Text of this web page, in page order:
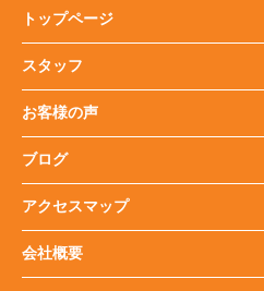
トップページ
スタッフ
お客様の声
ブログ
アクセスマップ
会社概要